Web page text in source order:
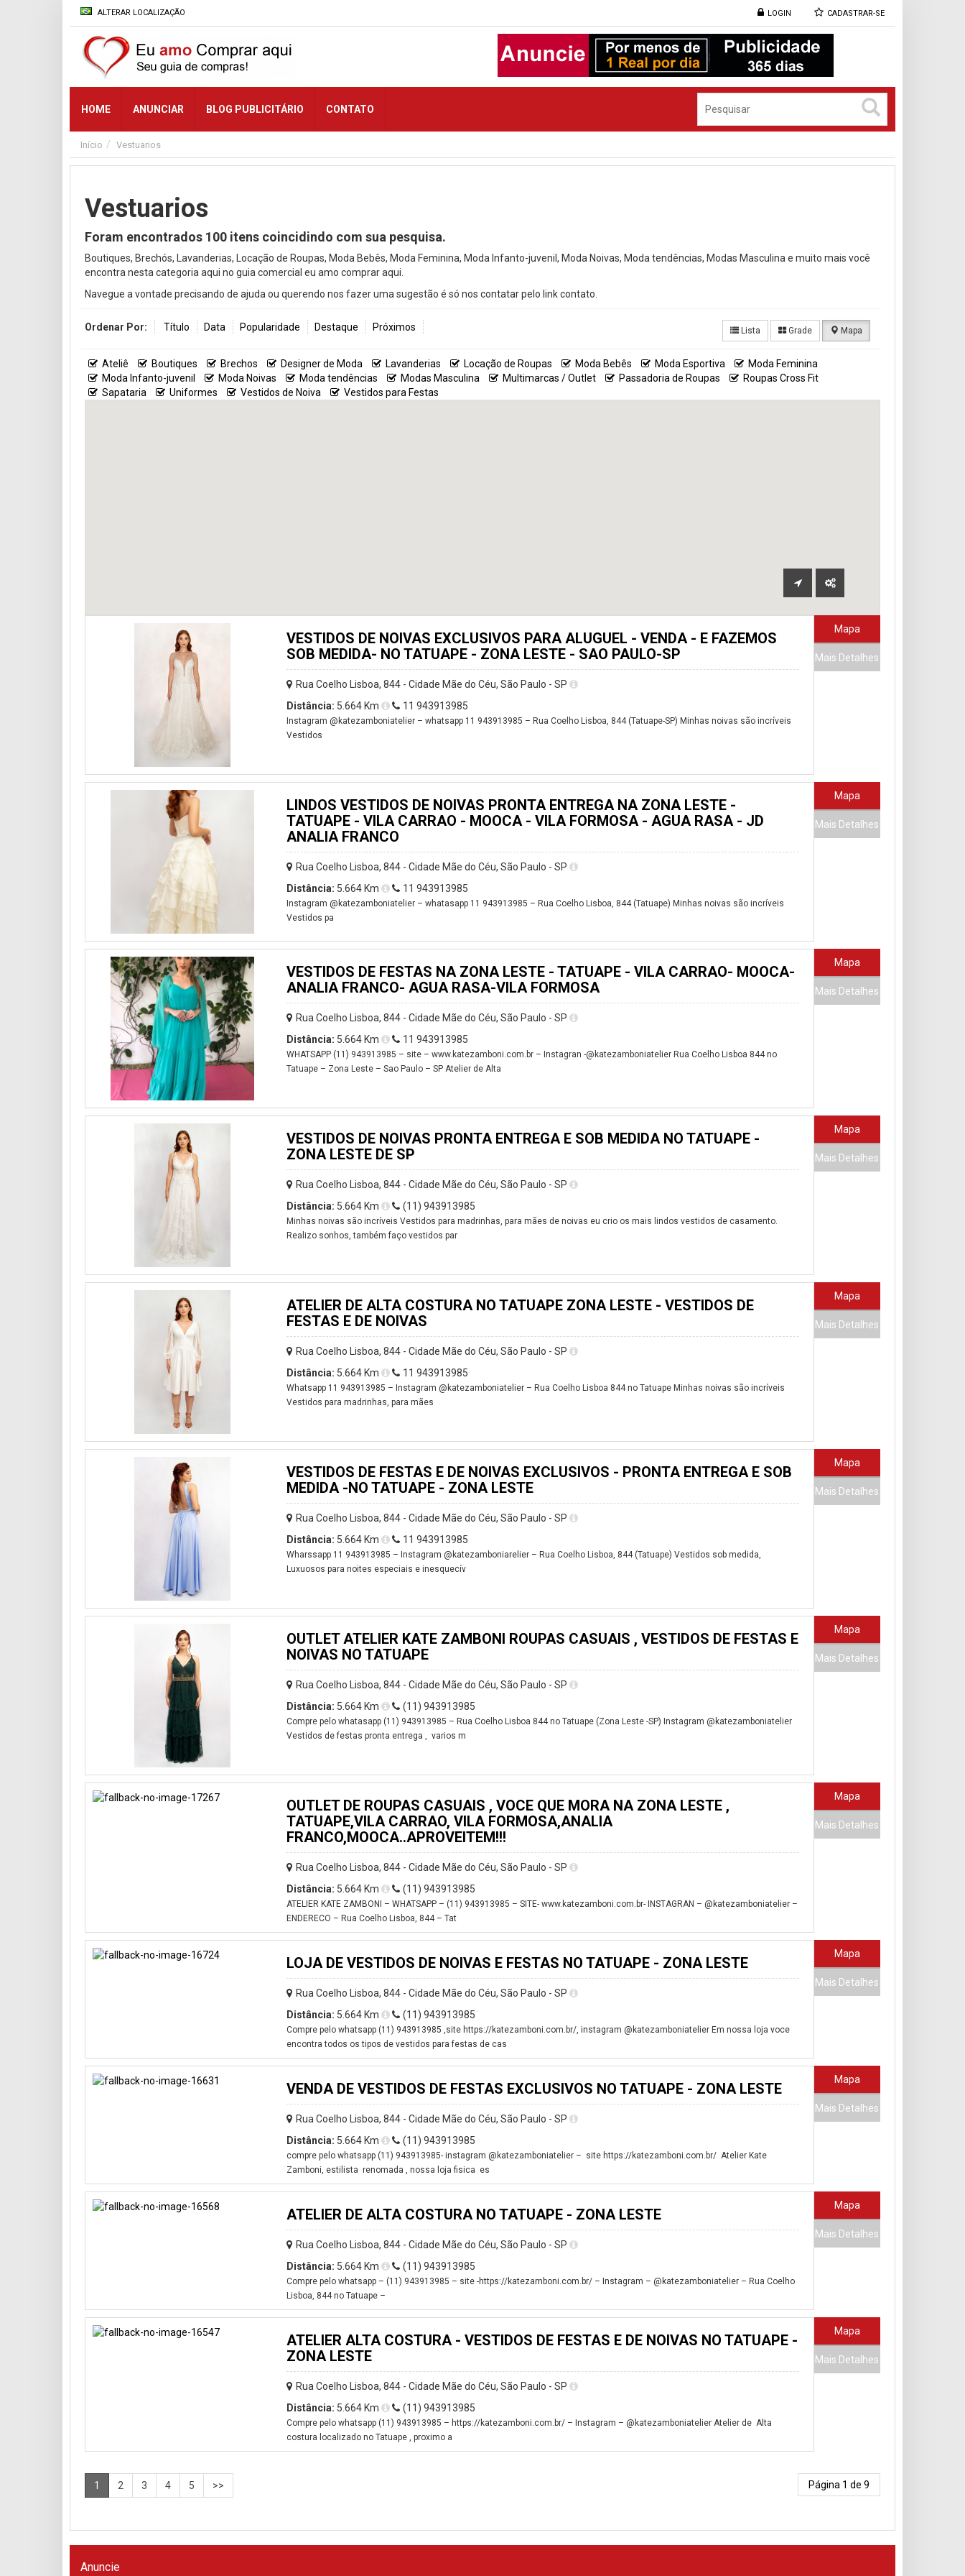
LOGIN CADASTRAR-SE
ALTERAR LOCALIZAÇÃO
HOME ANUNCIAR BLOG PUBLICITÁRIO CONTATO
Início Vestuarios
Vestuarios
Foram encontrados 100 itens coincidindo com sua pesquisa.
Boutiques, Brechós, Lavanderias, Locação de Roupas, Moda Bebês, Moda Feminina, Moda Infanto-juvenil, Moda Noivas, Moda tendências, Modas Masculina e muito mais você
encontra nesta categoria aqui no guia comercial eu amo comprar aqui.
Navegue a vontade precisando de ajuda ou querendo nos fazer uma sugestão é só nos contatar pelo link contato.
Ordenar Por: Título Data Popularidade Destaque Próximos Lista Grade Mapa
Ateliê Boutiques Brechos Designer de Moda Lavanderias Locação de Roupas Moda Bebês Moda Esportiva
Moda Feminina
Moda Infanto-juvenil
Moda Noivas Moda tendências Modas Masculina Multimarcas / Outlet Passadoria de Roupas
Roupas Cross Fit
Sapataria
Uniformes Vestidos de Noiva Vestidos para Festas
VESTIDOS DE NOIVAS EXCLUSIVOS PARA ALUGUEL - VENDA - E FAZEMOS
SOB MEDIDA- NO TATUAPE - ZONA LESTE - SAO PAULO-SP
Rua Coelho Lisboa, 844 - Cidade Mãe do Céu, São Paulo - SP
Distância: 5.664 Km 11 943913985
Instagram @katezamboniatelier – whatsapp 11 943913985 – Rua Coelho Lisboa, 844 (Tatuape-SP) Minhas noivas são incríveis
Vestidos
Mapa
Mais Detalhes
LINDOS VESTIDOS DE NOIVAS PRONTA ENTREGA NA ZONA LESTE -
TATUAPE - VILA CARRAO - MOOCA - VILA FORMOSA - AGUA RASA - JD
ANALIA FRANCO
Rua Coelho Lisboa, 844 - Cidade Mãe do Céu, São Paulo - SP
Distância: 5.664 Km 11 943913985
Instagram @katezamboniatelier – whatasapp 11 943913985 – Rua Coelho Lisboa, 844 (Tatuape) Minhas noivas são incríveis
Vestidos pa
Mapa
Mais Detalhes
VESTIDOS DE FESTAS NA ZONA LESTE - TATUAPE - VILA CARRAO- MOOCA-
ANALIA FRANCO- AGUA RASA-VILA FORMOSA
Rua Coelho Lisboa, 844 - Cidade Mãe do Céu, São Paulo - SP
Distância: 5.664 Km 11 943913985
WHATSAPP (11) 943913985 – site – www.katezamboni.com.br – Instagran -@katezamboniatelier Rua Coelho Lisboa 844 no
Tatuape – Zona Leste – Sao Paulo – SP Atelier de Alta
Mapa
Mais Detalhes
VESTIDOS DE NOIVAS PRONTA ENTREGA E SOB MEDIDA NO TATUAPE -
ZONA LESTE DE SP
Rua Coelho Lisboa, 844 - Cidade Mãe do Céu, São Paulo - SP
Distância: 5.664 Km (11) 943913985
Minhas noivas são incríveis Vestidos para madrinhas, para mães de noivas eu crio os mais lindos vestidos de casamento.
Realizo sonhos, também faço vestidos par
Mapa
Mais Detalhes
ATELIER DE ALTA COSTURA NO TATUAPE ZONA LESTE - VESTIDOS DE
FESTAS E DE NOIVAS
Rua Coelho Lisboa, 844 - Cidade Mãe do Céu, São Paulo - SP
Distância: 5.664 Km 11 943913985
Whatsapp 11 943913985 – Instagram @katezamboniatelier – Rua Coelho Lisboa 844 no Tatuape Minhas noivas são incríveis
Vestidos para madrinhas, para mães
Mapa
Mais Detalhes
VESTIDOS DE FESTAS E DE NOIVAS EXCLUSIVOS - PRONTA ENTREGA E SOB
MEDIDA -NO TATUAPE - ZONA LESTE
Rua Coelho Lisboa, 844 - Cidade Mãe do Céu, São Paulo - SP
Distância: 5.664 Km 11 943913985
Wharssapp 11 943913985 – Instagram @katezamboniarelier – Rua Coelho Lisboa, 844 (Tatuape) Vestidos sob medida,
Luxuosos para noites especiais e inesquecív
Mapa
Mais Detalhes
OUTLET ATELIER KATE ZAMBONI ROUPAS CASUAIS , VESTIDOS DE FESTAS E
NOIVAS NO TATUAPE
Rua Coelho Lisboa, 844 - Cidade Mãe do Céu, São Paulo - SP
Distância: 5.664 Km (11) 943913985
Compre pelo whatasapp (11) 943913985 – Rua Coelho Lisboa 844 no Tatuape (Zona Leste -SP) Instagram @katezamboniatelier
Vestidos de festas pronta entrega , varios m
Mapa
Mais Detalhes
OUTLET DE ROUPAS CASUAIS , VOCE QUE MORA NA ZONA LESTE ,
TATUAPE,VILA CARRAO, VILA FORMOSA,ANALIA
FRANCO,MOOCA..APROVEITEM!!!
Rua Coelho Lisboa, 844 - Cidade Mãe do Céu, São Paulo - SP
Distância: 5.664 Km (11) 943913985
ATELIER KATE ZAMBONI – WHATSAPP – (11) 943913985 – SITE- www.katezamboni.com.br- INSTAGRAN – @katezamboniatelier –
ENDERECO – Rua Coelho Lisboa, 844 – Tat
Mapa
Mais Detalhes
LOJA DE VESTIDOS DE NOIVAS E FESTAS NO TATUAPE - ZONA LESTE
Rua Coelho Lisboa, 844 - Cidade Mãe do Céu, São Paulo - SP
Distância: 5.664 Km (11) 943913985
Compre pelo whatsapp (11) 943913985 ,site https://katezamboni.com.br/, instagram @katezamboniatelier Em nossa loja voce
encontra todos os tipos de vestidos para festas de cas
Mapa
Mais Detalhes
VENDA DE VESTIDOS DE FESTAS EXCLUSIVOS NO TATUAPE - ZONA LESTE
Rua Coelho Lisboa, 844 - Cidade Mãe do Céu, São Paulo - SP
Distância: 5.664 Km (11) 943913985
compre pelo whatsapp (11) 943913985- instagram @katezamboniatelier – site https://katezamboni.com.br/ Atelier Kate
Zamboni, estilista renomada , nossa loja fisica es
Mapa
Mais Detalhes
ATELIER DE ALTA COSTURA NO TATUAPE - ZONA LESTE
Rua Coelho Lisboa, 844 - Cidade Mãe do Céu, São Paulo - SP
Distância: 5.664 Km (11) 943913985
Compre pelo whatsapp – (11) 943913985 – site -https://katezamboni.com.br/ – Instagram – @katezamboniatelier – Rua Coelho
Lisboa, 844 no Tatuape –
Mapa
Mais Detalhes
ATELIER ALTA COSTURA - VESTIDOS DE FESTAS E DE NOIVAS NO TATUAPE -
ZONA LESTE
Rua Coelho Lisboa, 844 - Cidade Mãe do Céu, São Paulo - SP
Distância: 5.664 Km (11) 943913985
Compre pelo whatsapp (11) 943913985 – https://katezamboni.com.br/ – Instagram – @katezamboniatelier Atelier de Alta
costura localizado no Tatuape , proximo a
Mapa
Mais Detalhes
1 2 3 4 5 >> Página 1 de 9
Anuncie